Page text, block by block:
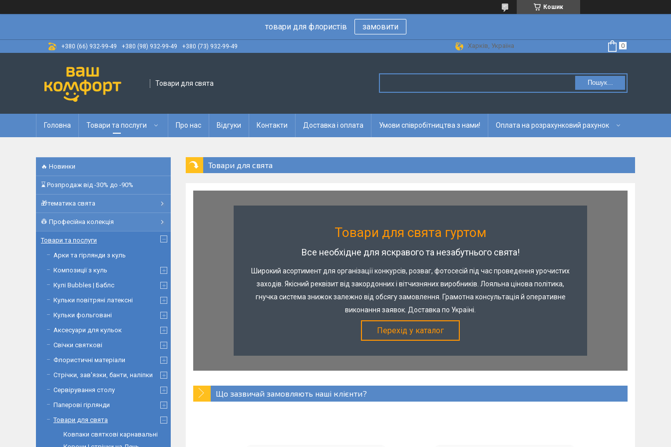
Кошик
товари для флористів замовити
+380 (66) 932-99-49 +380 (98) 932-99-49 +380 (73) 932-99-49 Харків, Україна
Товари для свята Пошук...
Головна Товари та послуги Про нас Відгуки Контакти Доставка і оплата Умови співробітництва з нами! Оплата на розрахунковий рахунок
Товари для свята
Товари для свята гуртом
Все необхідне для яскравого та незабутнього свята!
Широкий асортимент для організації конкурсів, розваг, фотосесій під час проведення урочистих
заходів. Якісний реквізит від закордонних і вітчизняних виробників. Лояльна цінова політика,
гнучка система знижок залежно від обсягу замовлення. Грамотна консультація й оперативне
виконання заявок. Доставка по Україні.
Перехід у каталог
Що зазвичай замовляють наші клієнти?
Незамінний атрибут дня народження,
високоякісного картону та
золотою фольгою. Універсальний
Відмінно поєднується з посудом та
🔥 Новинки
⌛ Розпродаж від -30% до -90%
🎁тематика свята
👷 Професійна колекція
Товари та послуги
Арки та гірлянди з куль
Композиції з куль
Кулі Bubbles | Баблс
Кульки повітряні латексні
Кульки фольговані
Аксесуари для кульок
Свічки святкові
Флористичні матеріали
Стрічки, зав'язки, банти, наліпки
Сервірування столу
Паперові гірлянди
Товари для свята
Ковпаки святкові карнавальні